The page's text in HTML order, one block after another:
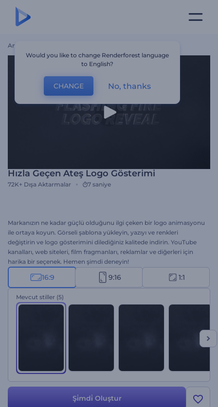
Ana Sayfa
Hızla Geçen Ateş Logo Gösterimi
72K+ Dışa Aktarmalar 7 saniye
Markanızın ne kadar güçlü olduğunu ilgi çeken bir logo animasyonu
ile ortaya koyun. Görseli şablona yükleyin, yazıyı ve renkleri
değiştirin ve logo gösterimini dilediğiniz kalitede indirin. YouTube
kanalları, web siteleri, film fragmanları, reklamlar ve diğerleri için
harika bir seçenek. Hemen şimdi deneyin!
16:9 9:16 1:1
Mevcut stiller (5)
Şi̇mdi̇ Oluştur
Would you like to change Renderforest language
to English?
CHANGE No, thanks